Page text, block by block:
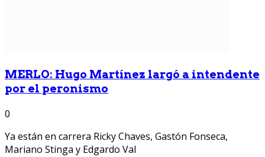
MERLO: Hugo Martínez largó a intendente
por el peronismo
0
Ya están en carrera Ricky Chaves, Gastón Fonseca,
Mariano Stinga y Edgardo Val